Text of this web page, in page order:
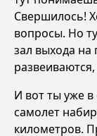
Свершилось!
вопросы. Но
зал выхода на
И вот ты уже в
самолет
километров.